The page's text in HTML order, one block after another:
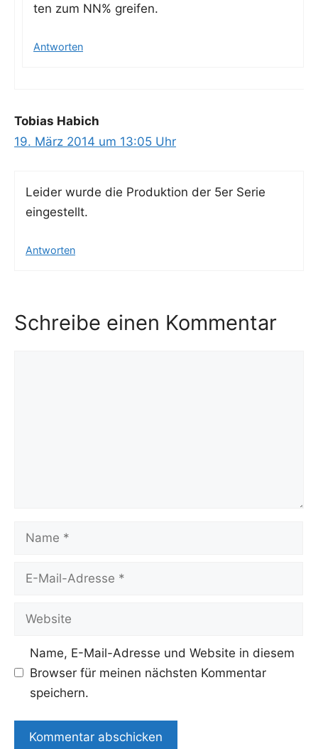
ten zum NN% greifen.
Antworten
Tobias Habich
19. März 2014 um 13:05 Uhr
Lei­der wur­de die Pro­duk­ti­on der 5er Serie
eingestellt.
Antworten
Schreibe einen Kommentar
Name
Adresse
Website
Name, E-Mail-Adresse und Website in diesem
Browser für meinen nächsten Kommentar
speichern.